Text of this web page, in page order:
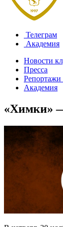
Телеграм
Академия
Новости
Пресса
Репортажи
Академия
«Химки»